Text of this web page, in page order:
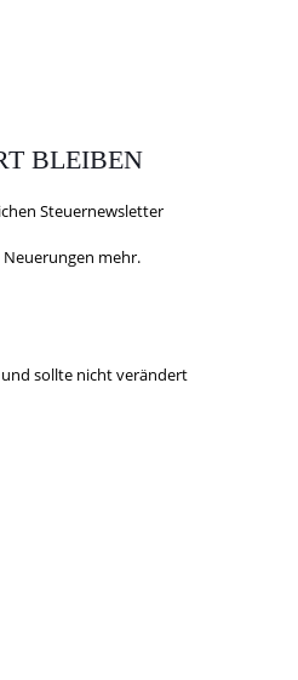
BLEIBEN
Steuernewsletter
Neuerungen mehr.
sollte nicht verändert